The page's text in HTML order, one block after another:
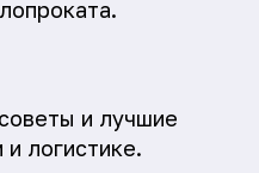
и лучшие
и логистике.